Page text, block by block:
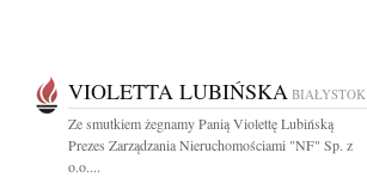
VIOLETTA LUBIŃSKA BIAŁYSTOK
Ze smutkiem żegnamy Panią Violettę Lubińską
Prezes Zarządzania Nieruchomościami "NF" Sp. z
o.o....